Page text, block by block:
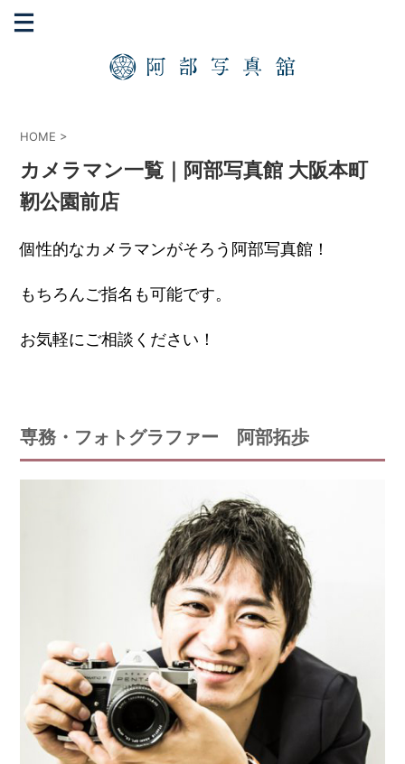
HOME >
カメラマン一覧｜阿部写真館 大阪本町
靭公園前店
個性的なカメラマンがそろう阿部写真館！
もちろんご指名も可能です。
お気軽にご相談ください！
専務・フォトグラファー 阿部拓歩